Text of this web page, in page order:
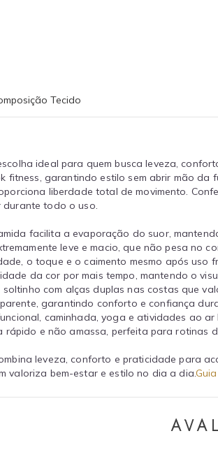
Tecido
ideal para quem busca leveza,
garantindo estilo sem abrir mão
liberdade total de movimento.
todo o uso.
facilita a evaporação do suor,
leve e macio, que não pesa no
o toque e o caimento mesmo após uso
da cor por mais tempo, mantendo o
soltinho com alças duplas nas costas que
garantindo conforto e confiança
caminhada, yoga e atividades ao ar
rápido e não amassa, perfeita para rotinas
leveza, conforto e praticidade para
valoriza bem-estar e estilo no dia a dia.